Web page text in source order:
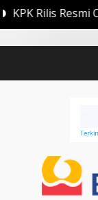
Operasi